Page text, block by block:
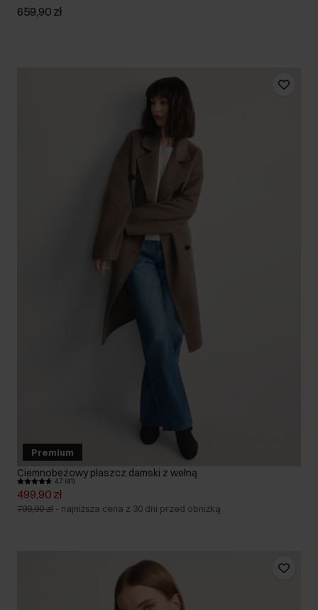
659,90 zł
Premium
Ciemnobeżowy płaszcz damski z wełną
4.7 (41)
499,90 zł
799,90 zł - najniższa cena z 30 dni przed obniżką